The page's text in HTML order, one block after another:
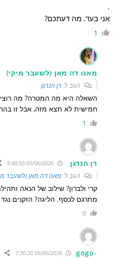
.
אני בעד. מה דעתכם?
1
מאנו דה מאן (לשעבר מיקי)
הגב לרן הנרגן
השאלה היא מה המטרה? מה
חמישית לא תצא מזה, אבל זו
1
רן הנרגן 05/06/2026 8:48:50
הגב למאנו דה מאן (לשעבר
קרי ולברון? שילוב של הנאה
מתרגם לכסף. הליגה? הזקנים נגד
0
-gogo